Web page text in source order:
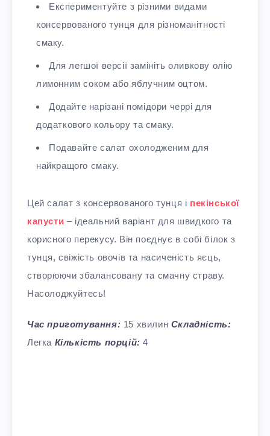
Експериментуйте з різними видами
консервованого тунця для різноманітності
смаку.
Для легшої версії замініть оливкову олію
лимонним соком або яблучним оцтом.
Додайте нарізані помідори черрі для
додаткового кольору та смаку.
Подавайте салат охолодженим для
найкращого смаку.
Цей салат з консервованого тунця і пекінської
капусти – ідеальний варіант для швидкого та
корисного перекусу. Він поєднує в собі білок з
тунця, свіжість овочів та насиченість яєць,
створюючи збалансовану та смачну страву.
Насолоджуйтесь!
Час приготування: 15 хвилин Складність:
Легка Кількість порцій: 4